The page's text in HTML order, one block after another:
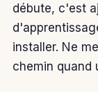
débute, c'est
installer. Ne
chemin quand